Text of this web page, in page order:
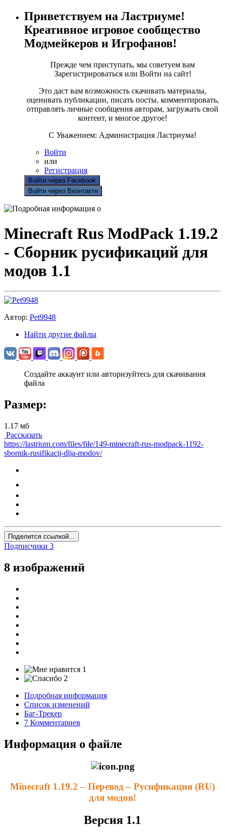
Приветствуем на Ластриуме!
Креативное игровое сообщество
Модмейкеров и Игрофанов!
Прежде чем приступать, мы советуем вам
Зарегистрироваться или Войти на сайт!
Это даст вам возможность скачивать материалы,
оценивать публикации, писать посты, комментировать,
отправлять личные сообщения авторам, загружать свой
контент, и многое другое!
С Уважением: Администрация Ластриума!
Войти
или
Регистрация
Войти через Facebook
Войти через Вконтакте
Minecraft Rus ModPack 1.19.2
- Сборник русификаций для
модов 1.1
Автор: Pet9948
Найти другие файлы
Создайте аккаунт или авторизуйтесь для скачивания
файла
Размер:
1.17 мб
Рассказать
https://lastrium.com/files/file/149-minecraft-rus-modpack-1192-
sbornik-rusifikacij-dlja-modov/
Поделится ссылкой...
Подписчики 3
8 изображений
1
2
Подробная информация
Список изменений
Баг-Трекер
7 Комментариев
Информация о файле
Minecraft 1.19.2 – Перевод – Русификация (RU)
для модов!
Версия 1.1